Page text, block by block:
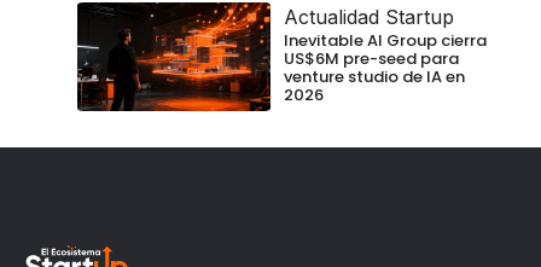
Actualidad Startup
Inevitable AI Group cierra
US$6M pre-seed para
venture studio de IA en
2026